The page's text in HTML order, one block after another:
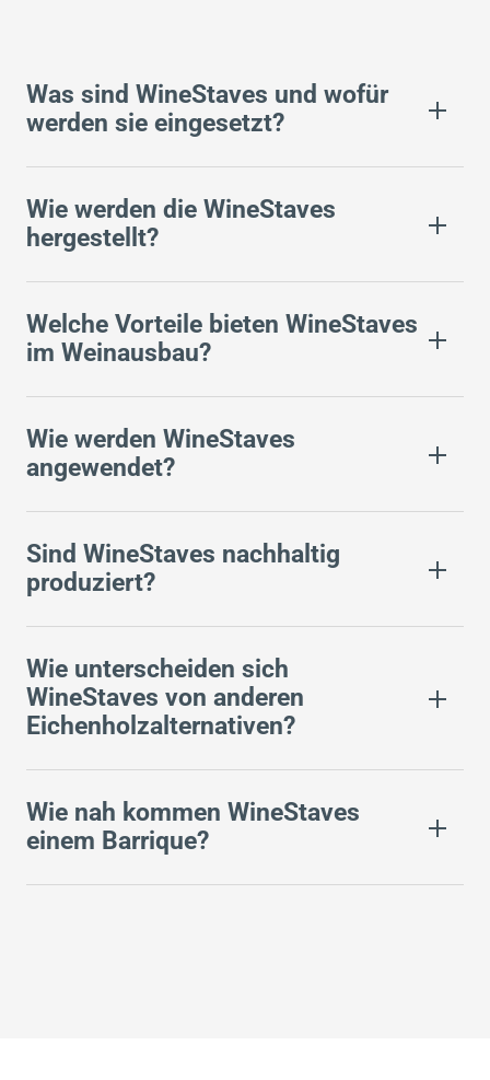
Was sind WineStaves und wofür
werden sie eingesetzt?
Wie werden die WineStaves
hergestellt?
Welche Vorteile bieten WineStaves
im Weinausbau?
Wie werden WineStaves
angewendet?
Sind WineStaves nachhaltig
produziert?
Wie unterscheiden sich
WineStaves von anderen
Eichenholzalternativen?
Wie nah kommen WineStaves
einem Barrique?